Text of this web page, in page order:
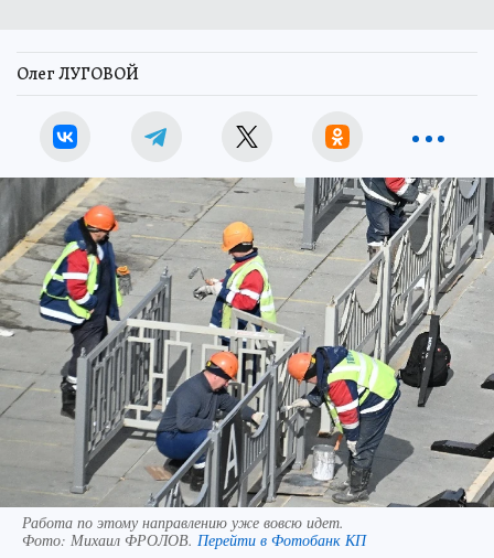
Олег ЛУГОВОЙ
Работа по этому направлению уже вовсю идет.
Фото: Михаил ФРОЛОВ. Перейти в Фотобанк КП